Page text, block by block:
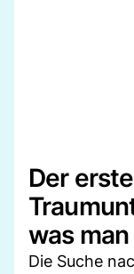
Der
was
Die Suche